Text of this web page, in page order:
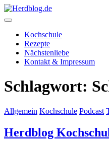
Skip
to
Herdblog.de
Kochschule
Rezepte
Nächstenliebe
Kontakt & Impressum
Schlagwort:
Allgemein Kochschule Podcast
Herdblog